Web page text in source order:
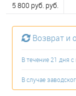
5 800 руб. руб.
Возврат и
В течение 21 дня
В случае